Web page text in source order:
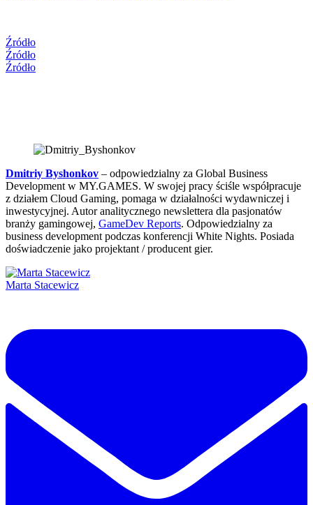
Źródło
Źródło
Źródło
Dmitriy Byshonkov – odpowiedzialny za Global Business
Development w MY.GAMES. W swojej pracy ściśle współpracuje
z działem Cloud Gaming, pomaga w działalności wydawniczej i
inwestycyjnej. Autor analitycznego newslettera dla pasjonatów
branży gamingowej, GameDev Reports. Odpowiedzialny za
business development podczas konferencji White Nights. Posiada
doświadczenie jako projektant / producent gier.
Marta Stacewicz